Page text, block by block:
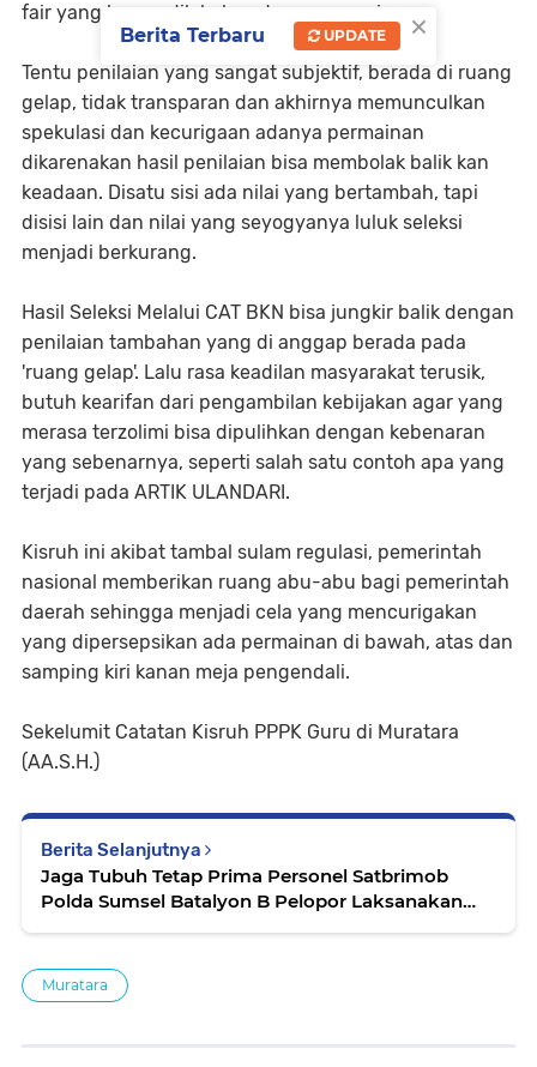
fair yang hanya dilakukan dua orang saja.
Tentu penilaian yang sangat subjektif, berada di ruang
gelap, tidak transparan dan akhirnya memunculkan
spekulasi dan kecurigaan adanya permainan
dikarenakan hasil penilaian bisa membolak balik kan
keadaan. Disatu sisi ada nilai yang bertambah, tapi
disisi lain dan nilai yang seyogyanya luluk seleksi
menjadi berkurang.
Hasil Seleksi Melalui CAT BKN bisa jungkir balik dengan
penilaian tambahan yang di anggap berada pada
'ruang gelap'. Lalu rasa keadilan masyarakat terusik,
butuh kearifan dari pengambilan kebijakan agar yang
merasa terzolimi bisa dipulihkan dengan kebenaran
yang sebenarnya, seperti salah satu contoh apa yang
terjadi pada ARTIK ULANDARI.
Kisruh ini akibat tambal sulam regulasi, pemerintah
nasional memberikan ruang abu-abu bagi pemerintah
daerah sehingga menjadi cela yang mencurigakan
yang dipersepsikan ada permainan di bawah, atas dan
samping kiri kanan meja pengendali.
Sekelumit Catatan Kisruh PPPK Guru di Muratara
(AA.S.H.)
Berita Selanjutnya
Jaga Tubuh Tetap Prima Personel Satbrimob
Polda Sumsel Batalyon B Pelopor Laksanakan
Muratara
×
Berita Terbaru UPDATE